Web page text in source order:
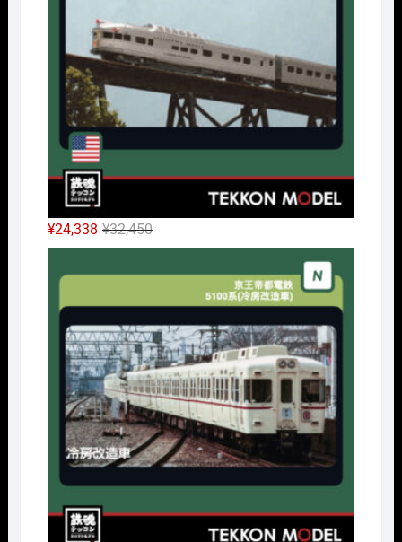
し
た。
で
す。
¥32,450元
の
価
¥32,450
で
し
た。
¥24,338
現
在
の
は
¥24,338
で
す。